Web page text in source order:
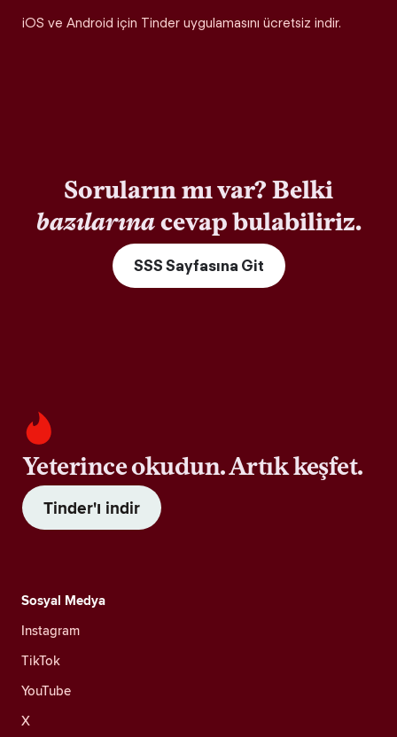
iOS ve Android için Tinder uygulamasını ücretsiz indir.
Soruların mı var? Belki
bazılarınacevap bulabiliriz.
SSS Sayfasına Git
Yeterince okudun. Artık keşfet.
Tinder'ı indir
Sosyal Medya
Instagram
TikTok
YouTube
X